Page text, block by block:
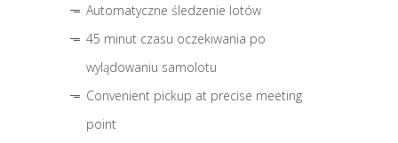
Automatyczne śledzenie lotów
45 minut czasu oczekiwania po
wylądowaniu samolotu
Convenient pickup at precise meeting
point